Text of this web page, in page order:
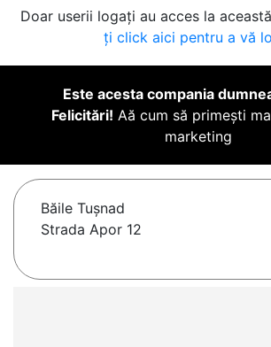
Doar userii logați au acces la
ți click aici pentru a vă
Este acesta compania
Felicitări! Aă cum să primești
marketing
Băile Tuşnad
Strada Apor 12